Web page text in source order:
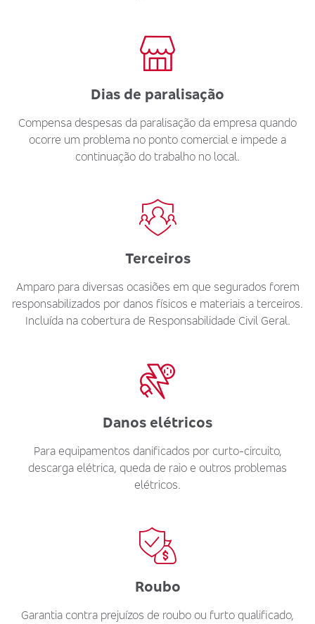
Dias de paralisação
Compensa despesas da paralisação da empresa quando
ocorre um problema no ponto comercial e impede a
continuação do trabalho no local.
Terceiros
Amparo para diversas ocasiões em que segurados forem
responsabilizados por danos físicos e materiais a terceiros.
Incluída na cobertura de Responsabilidade Civil Geral.
Danos elétricos
Para equipamentos danificados por curto-circuito,
descarga elétrica, queda de raio e outros problemas
elétricos.
Roubo
Garantia contra prejuízos de roubo ou furto qualificado,